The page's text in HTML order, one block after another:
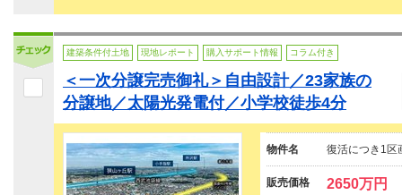
建築条件付土地 現地レポート 購入サポート情報 コラム付き
＜一次分譲完売御礼＞自由設計／23家族の
分譲地／太陽光発電付／小学校徒歩4分
物件名 復活につき1区
販売価格 2650万円